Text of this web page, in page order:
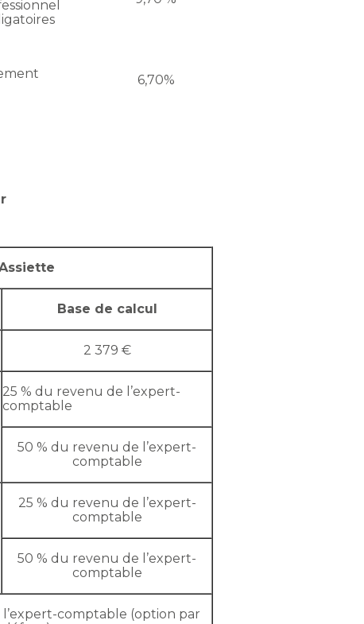
6,70%
Base de calcul
2 379 €
25 % du revenu de l’expert-
comptable
50 % du revenu de l’expert-
comptable
25 % du revenu de l’expert-
comptable
50 % du revenu de l’expert-
comptable
l’expert-comptable (option par